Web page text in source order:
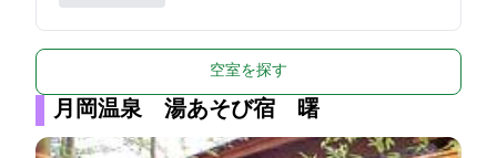
空室を探す
月岡温泉 湯あそび宿 曙